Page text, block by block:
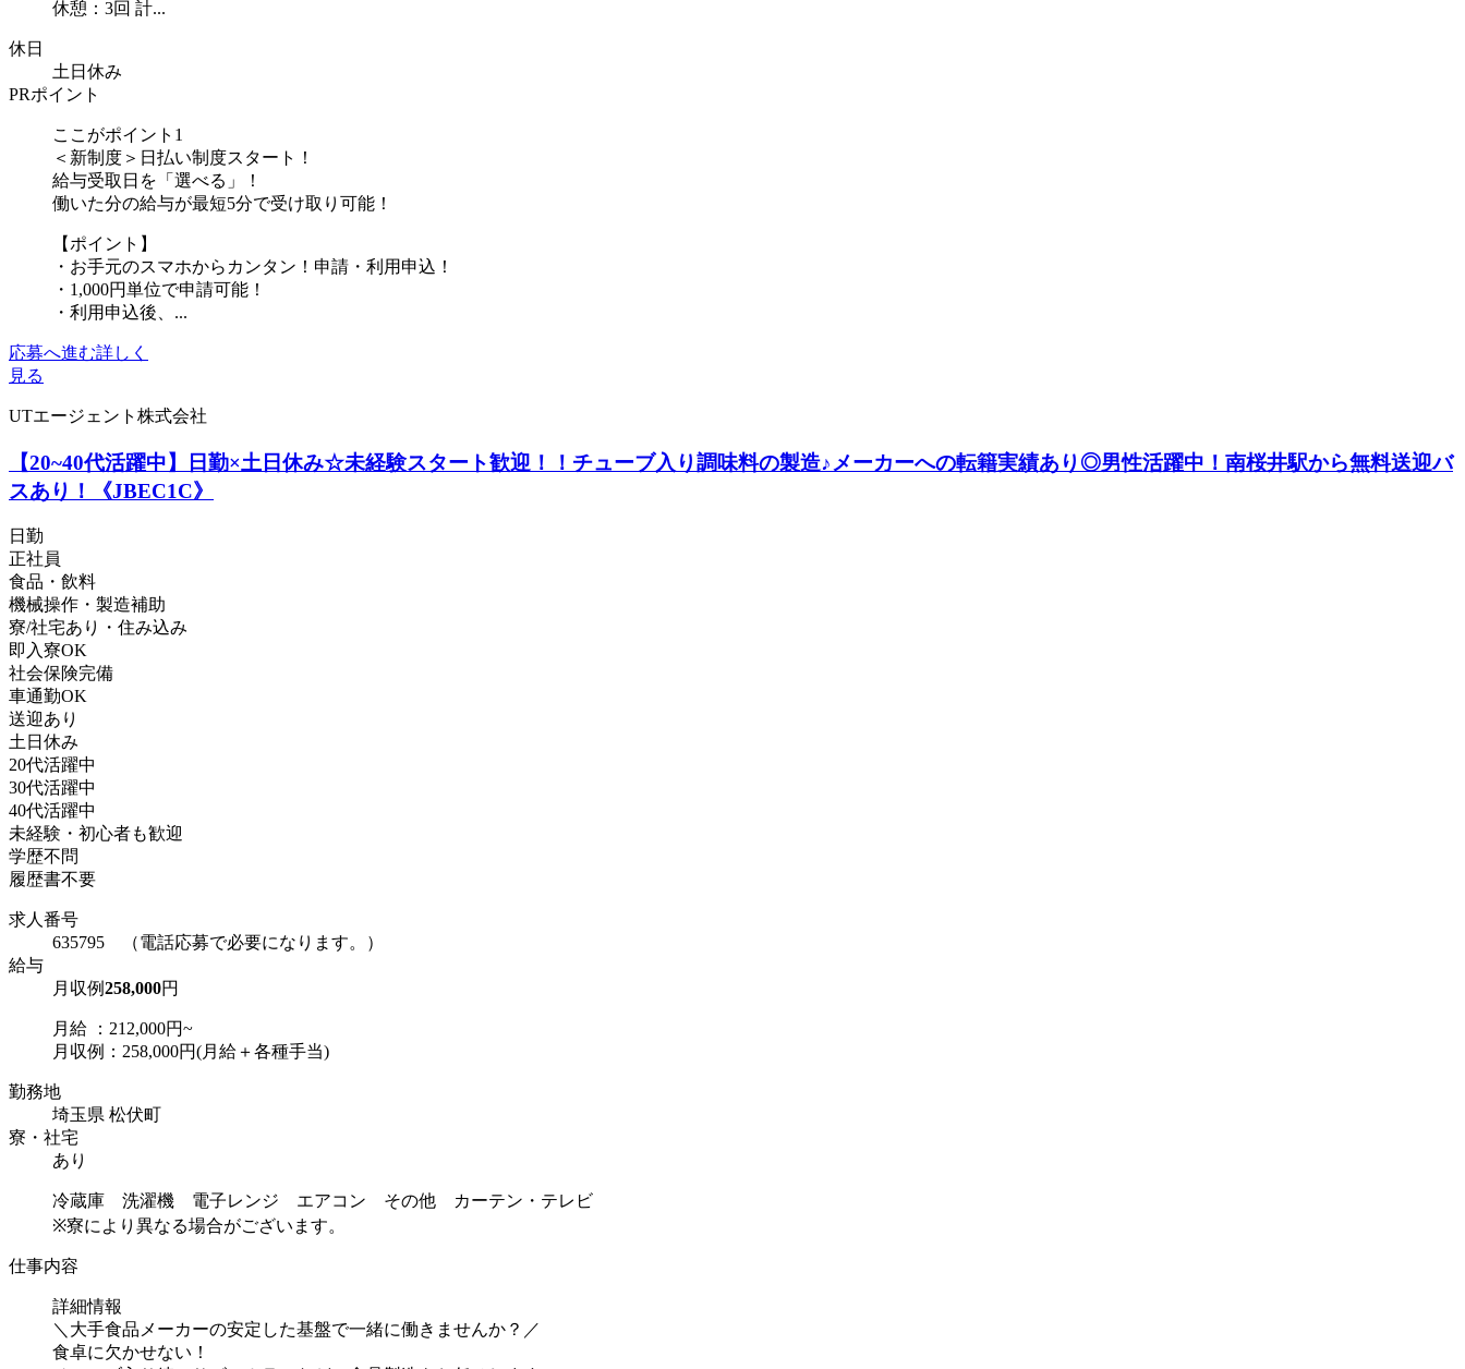
休憩：3回 計...
休日
土日休み
PRポイント
ここがポイント1
＜新制度＞日払い制度スタート！
給与受取日を「選べる」！
働いた分の給与が最短5分で受け取り可能！
【ポイント】
・お手元のスマホからカンタン！申請・利用申込！
・1,000円単位で申請可能！
・利用申込後、...
応募へ進む詳しく
見る
UTエージェント株式会社
【20~40代活躍中】日勤×土日休み☆未経験スタート歓迎！！チューブ入り調味料の製造♪メーカーへの転籍実績あり◎男性活躍中！南桜井駅から無料送迎バ
スあり！《JBEC1C》
日勤
正社員
食品・飲料
機械操作・製造補助
寮/社宅あり・住み込み
即入寮OK
社会保険完備
車通勤OK
送迎あり
土日休み
20代活躍中
30代活躍中
40代活躍中
未経験・初心者も歓迎
学歴不問
履歴書不要
求人番号
635795 （電話応募で必要になります。）
給与
月収例258,000円
月給 ：212,000円~
月収例：258,000円(月給＋各種手当)
勤務地
埼玉県 松伏町
寮・社宅
あり
冷蔵庫 洗濯機 電子レンジ エアコン その他 カーテン・テレビ
※寮により異なる場合がございます。
仕事内容
詳細情報
＼大手食品メーカーの安定した基盤で一緒に働きませんか？／
食卓に欠かせない！